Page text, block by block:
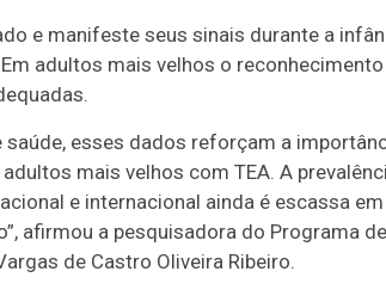
e manifeste seus sinais durante a
adultos mais velhos o
esses dados reforçam a
mais velhos com TEA. A
e internacional ainda é escassa
afirmou a pesquisadora do Programa
de Castro Oliveira Ribeiro.